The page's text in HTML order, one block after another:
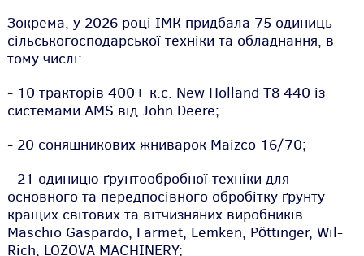
Зокрема, у 2026 році ІМК придбала 75 одиниць
сільськогосподарської техніки та обладнання, в
тому числі:
- 10 тракторів 400+ к.с. New Holland T8 440 із
системами AMS від John Deere;
- 20 соняшникових жниварок Maizco 16/70;
- 21 одиницю ґрунтообробної техніки для
основного та передпосівного обробітку ґрунту
кращих світових та вітчизняних виробників
Maschio Gaspardo, Farmet, Lemken, Pöttinger, Wil-
Rich, LOZOVA MACHINERY;